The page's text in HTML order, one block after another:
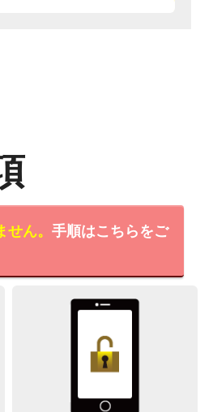
ん。 手順はこちらをご